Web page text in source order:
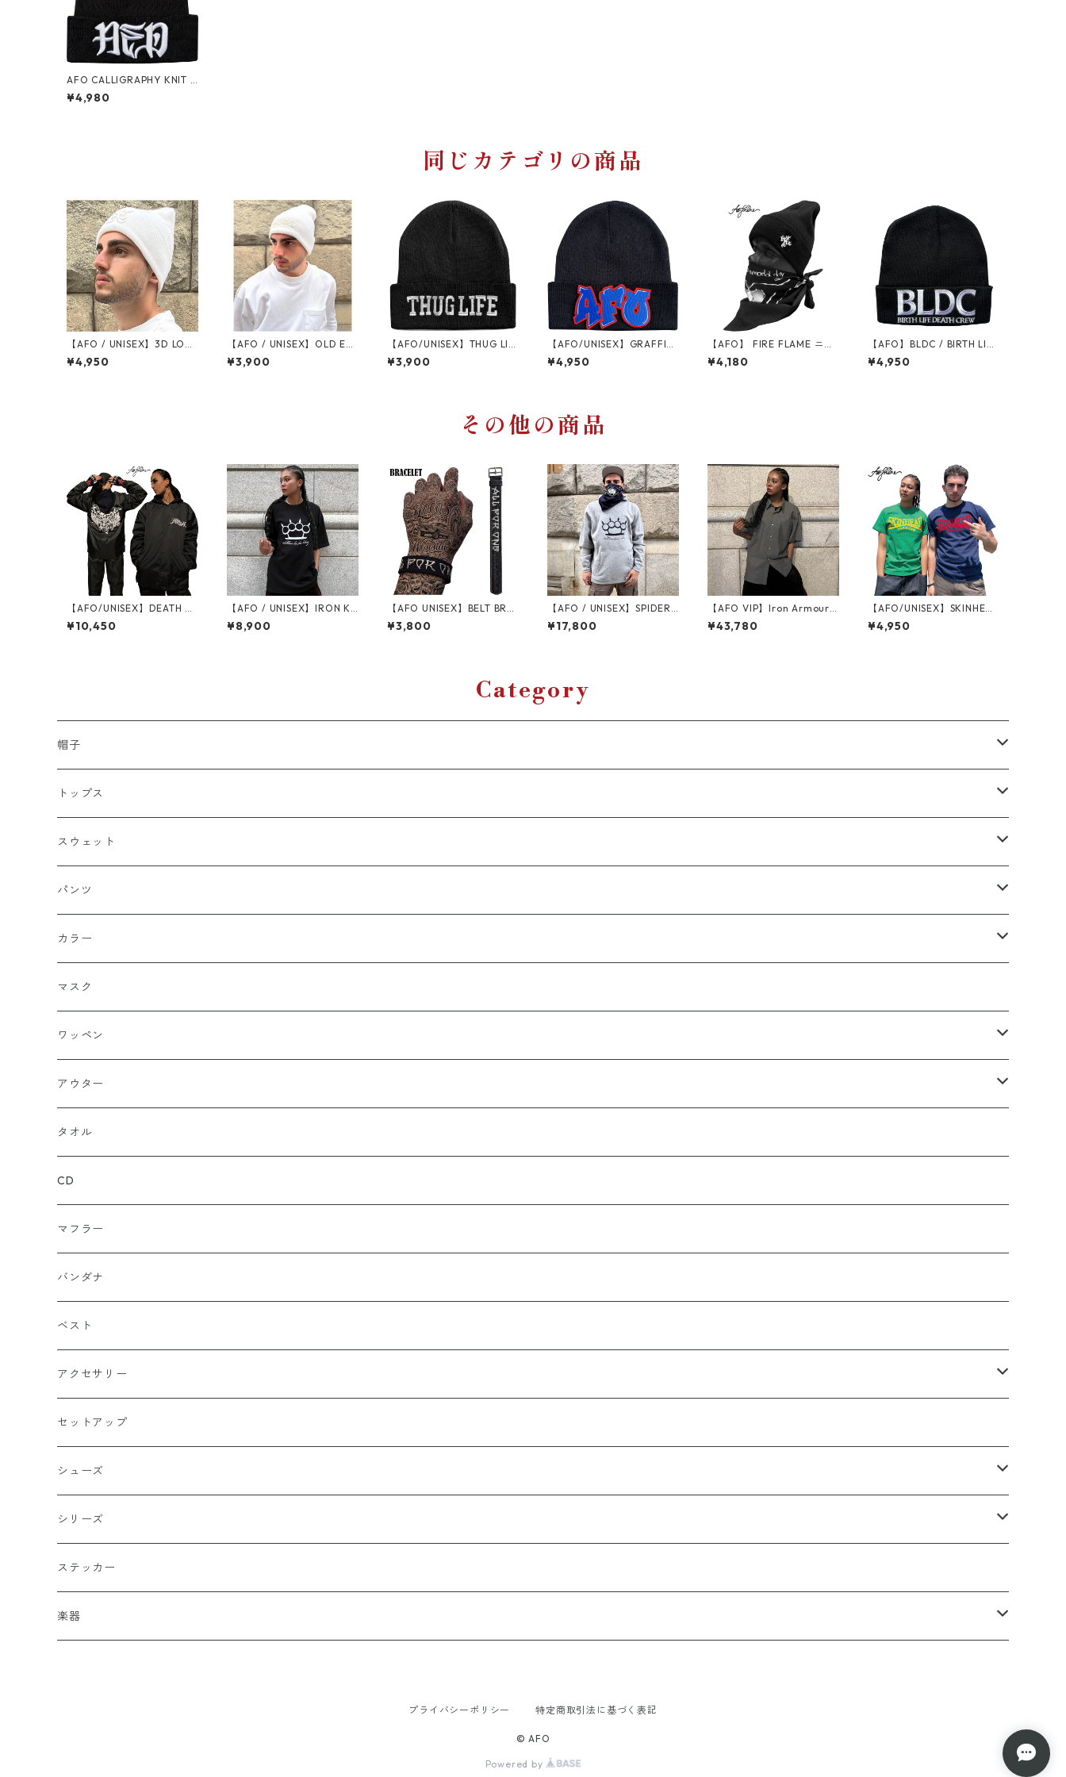
AFO CALLIGRAPHY KNIT C
AP
¥4,980
同じカテゴリの商品
【AFO / UNISEX】3D LOG
O KNIT CAP【ゆうパケット
便対象商品】ビーニー ニッ
¥4,950
【AFO / UNISEX】OLD EN
GLISH KNIT CAP【ゆうパケ
ット便対象商品】ビーニー
¥3,900
【AFO/UNISEX】THUG LIF
E KNIT CAP ニットキャップ
【BLACK】UNISEX
¥3,900
【AFO/UNISEX】GRAFFITI
KNIT CAP ニットキャップ
【BLACK】UNISEX
¥4,950
【AFO】 FIRE FLAME ニッ
ト キャップ 【黒】【ゆうパ
ケット配送対象商品】
¥4,180
【AFO】BLDC / BIRTH LIFE
DEATH CREW KNIT CAP ニ
ットキャップ【BLACK】RE
¥4,950
その他の商品
【AFO/UNISEX】DEATH A
NGEL COACH JACKET コー
チ ジャケット（裏地付）
¥10,450
【AFO / UNISEX】IRON KN
UCKLE TEE / アイアン ナッ
クル Tシャツ
¥8,900
【AFO UNISEX】BELT BRA
CELET / ベルト ブレスレッ
ト
¥3,800
【AFO / UNISEX】SPIDER
NET KNUCKLE PULL OVER
HOODIE【GRAY】new em
¥17,800
【AFO VIP】Iron Armour S
hirts
¥43,780
【AFO/UNISEX】SKINHEA
D HARDCORE TEE スキン
ヘッド ティーシャツ【ゆう
¥4,950
Category
帽子
キャップ
スナップバック
フィッテド（サイズ調整無）
ドゥラグ
スカルキャップ
ハンチング
ニットキャップ
ハット
トップス
Ｔシャツ
半袖
長袖
シャツ（半袖）
シャツ（長袖）
トレーナー
パーカー
ジップアップ
プルオーバー
ロンＴ
総柄
タンクトップ
セーター
ポロシャツ
半袖
長袖
スウェット
トレーナー
パーカー
パンツ
ハーフ
ロング
ストレート
ルーズ
カラー
ブラック
ネイビー
グレー
ゴールド（金）
カーキグリーン
カーキーベージュ
ブルー
ワイン
グリーン
ベージュ
チャコール
ホワイト
イエロー
オレンジ
マスク
ワッペン
ロゴ
キャラクター
アシュラ
バッターマン（野球）
家紋
丸型
炎（ファイア）
四角型
ホラー
ペンタグラム
楯型
スポーツ
国旗
十字（クロス）
アウター
ジャケット
タオル
CD
マフラー
バンダナ
ベスト
アクセサリー
ペンダント
ブレスレッド
セットアップ
シューズ
DADA
シリーズ
阿修羅
DEATH ANGEL
ステッカー
楽器
プライバシーポリシー 特定商取引法に基づく表記
© AFO
Powered by